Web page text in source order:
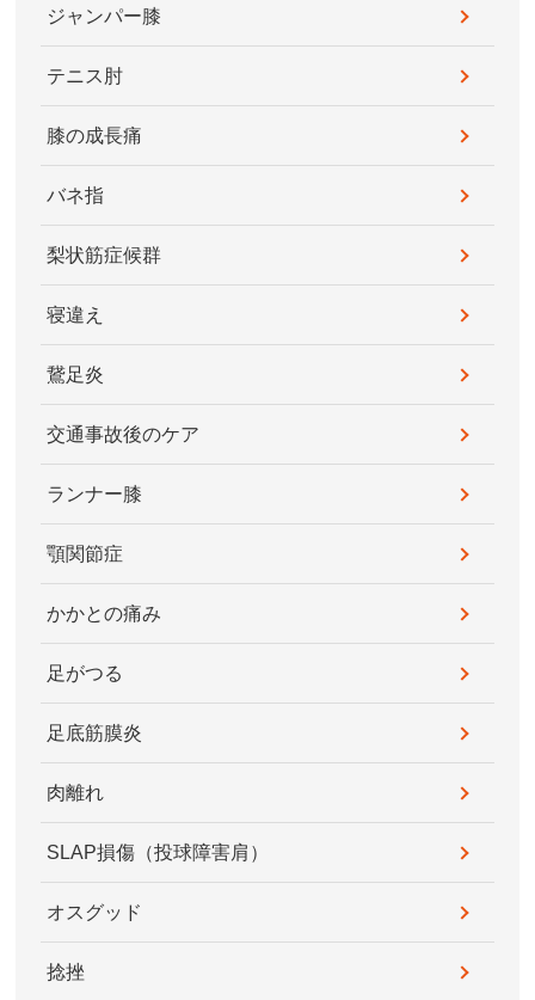
ジャンパー膝
テニス肘
膝の成長痛
バネ指
梨状筋症候群
寝違え
鵞足炎
交通事故後のケア
ランナー膝
顎関節症
かかとの痛み
足がつる
足底筋膜炎
肉離れ
SLAP損傷（投球障害肩）
オスグッド
捻挫